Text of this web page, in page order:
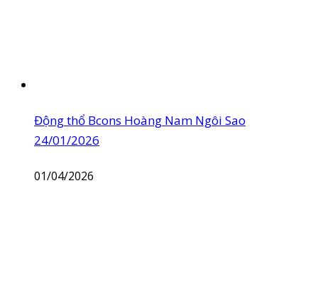
Động thổ Bcons Hoàng Nam Ngôi Sao
24/01/2026
01/04/2026